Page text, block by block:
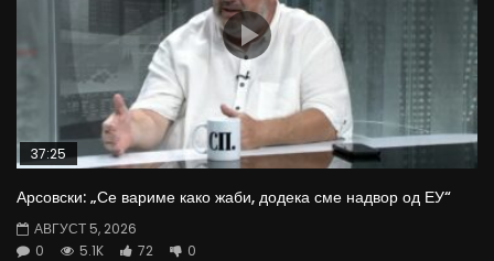
37:25
Арсовски: „Се вариме како жаби, додека сме надвор од ЕУ“
АВГУСТ 5, 2026
0
5.1K 72 0